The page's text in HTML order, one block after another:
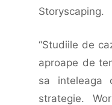
Storyscaping.
“Studiile de
aproape de
sa inteleaga
strategie.